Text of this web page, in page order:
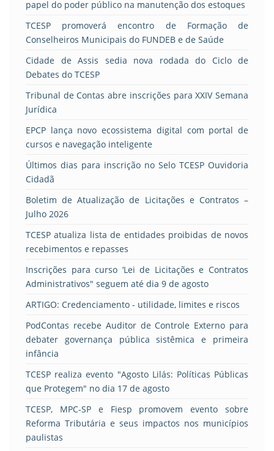
papel do poder público na manutenção dos estoques
TCESP promoverá encontro de Formação de
Conselheiros Municipais do FUNDEB e de Saúde
Cidade de Assis sedia nova rodada do Ciclo de
Debates do TCESP
Tribunal de Contas abre inscrições para XXIV Semana
Jurídica
EPCP lança novo ecossistema digital com portal de
cursos e navegação inteligente
Últimos dias para inscrição no Selo TCESP Ouvidoria
Cidadã
Boletim de Atualização de Licitações e Contratos –
Julho 2026
TCESP atualiza lista de entidades proibidas de novos
recebimentos e repasses
Inscrições para curso ‘Lei de Licitações e Contratos
Administrativos" seguem até dia 9 de agosto
ARTIGO: Credenciamento - utilidade, limites e riscos
PodContas recebe Auditor de Controle Externo para
debater governança pública sistêmica e primeira
infância
TCESP realiza evento "Agosto Lilás: Políticas Públicas
que Protegem" no dia 17 de agosto
TCESP, MPC-SP e Fiesp promovem evento sobre
Reforma Tributária e seus impactos nos municípios
paulistas